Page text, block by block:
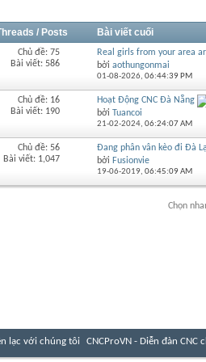
/ Posts Bài viết cuối
Chủ đề: 75
Bài viết: 586
Real girls from your area
bởiaothungonmai
01-08-2026,06:44:39 PM
Chủ đề: 16
Bài viết: 190
Hoạt Động CNC Đà Nẵng
bởiTuancoi
21-02-2024,06:24:07 AM
Chủ đề: 56
Bài viết: 1,047
Đang phân vân kèo đi Đà
bởi Fusionvie
19-06-2019,06:45:09 AM
Chọn
lạc với chúng tôi CNCProVN - Diễn đàn CNC